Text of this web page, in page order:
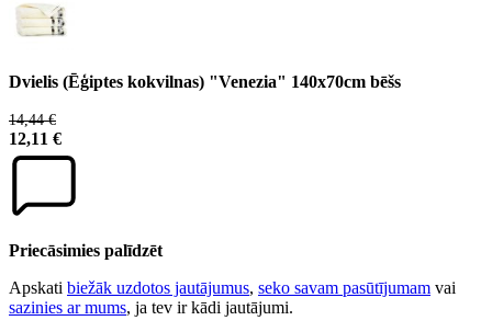
Dvielis (Ēģiptes kokvilnas) "Venezia" 140x70cm bēšs
14,44 €
12,11 €
Priecāsimies palīdzēt
Apskati biežāk uzdotos jautājumus, seko savam pasūtījumam vai
sazinies ar mums, ja tev ir kādi jautājumi.